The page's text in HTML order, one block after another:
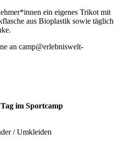
ein eigenes Trikot mit
aus Bioplastik sowie täglich
an camp@erlebniswelt-
im Sportcamp
/ Umkleiden